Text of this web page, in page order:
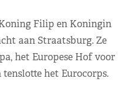
Filip en Koningin
aan Straatsburg. Ze
het Europese Hof voor
tenslotte het Eurocorps.